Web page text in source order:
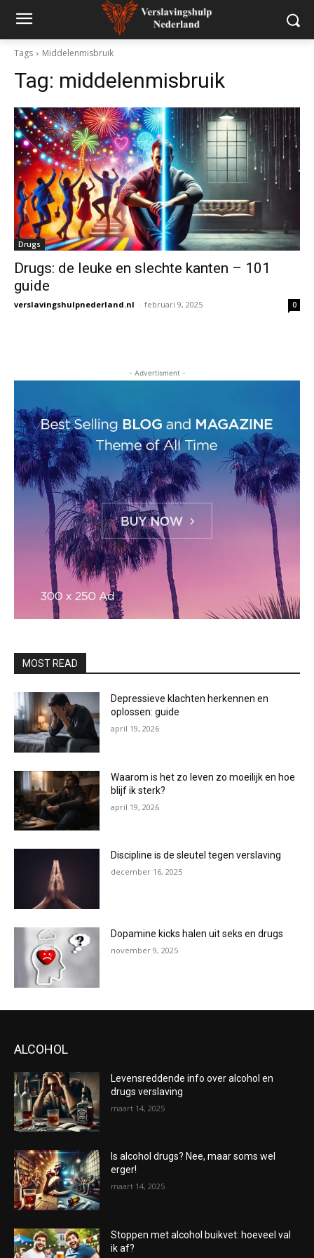
Tags Middelenmisbruik
Tag: middelenmisbruik
Drugs
Drugs: de leuke en slechte kanten – 101
guide
verslavingshulpnederland.nl - februari 9, 2025 0
- Advertisment -
MOST READ
Depressieve klachten herkennen en
oplossen: guide
april 19, 2026
Waarom is het zo leven zo moeilijk en hoe
blijf ik sterk?
april 19, 2026
Discipline is de sleutel tegen verslaving
december 16, 2025
Dopamine kicks halen uit seks en drugs
november 9, 2025
ALCOHOL
Levensreddende info over alcohol en
drugs verslaving
maart 14, 2025
Is alcohol drugs? Nee, maar soms wel
erger!
maart 14, 2025
Stoppen met alcohol buikvet: hoeveel val
ik af?